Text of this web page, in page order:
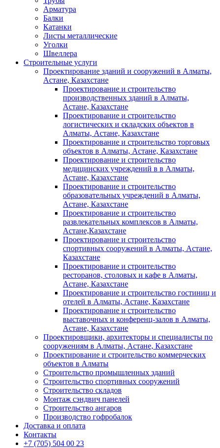
Арматура
Балки
Катанки
Листы металлические
Уголки
Швеллера
Строительные услуги
Проектирование зданий и сооружений в Алматы,
Астане, Казахстане
Проектирование и строительство
производственных зданий в Алматы,
Астане, Казахстане
Проектирование и строительство
логистических и складских объектов в
Алматы, Астане, Казахстане
Проектирование и строительство торговых
объектов в Алматы, Астане, Казахстане
Проектирование и строительство
медицинских учреждений в в Алматы,
Астане, Казахстане
Проектирование и строительство
образовательных учреждений в Алматы,
Астане, Казахстане
Проектирование и строительство
развлекательных комплексов в Алматы,
Астане,Казахстане
Проектирование и строительство
спортивных сооружений в Алматы, Астане,
Казахстане
Проектирование и строительство
ресторанов, столовых и кафе в Алматы,
Астане, Казахстане
Проектирование и строительство гостиниц и
отелей в Алматы, Астане, Казахстане
Проектирование и строительство
выставочных и конференц-залов в Алматы,
Астане, Казахстане
Проектировщики, архитекторы и специалисты по
сооружениям в Алматы, Астане, Казахстане
Проектирование и строительство коммерческих
объектов в Алматы
Строительство промышленных зданий
Строительство спортивных сооружений
Строительство складов
Монтаж сэндвич панелей
Строительство ангаров
Производство гофробалок
Доставка и оплата
Контакты
+7 (705) 504 00 23